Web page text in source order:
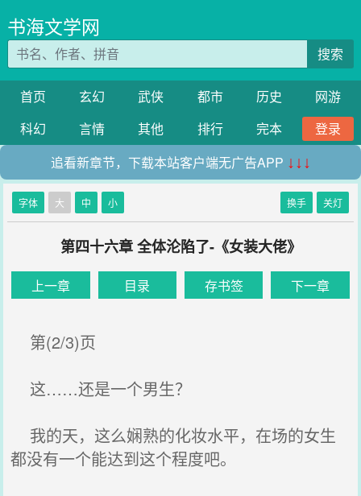
书海文学网
搜索
首页 玄幻 武侠 都市 历史
网游
科幻
言情 其他 排行 完本
登录
追看新章节，下载本站客户端无广告APP ↓↓↓
字体 大 中 小 换手 关灯
第四十六章 全体沦陷了-《女装大佬》
上一章 目录 存书签 下一章
第(2/3)页
这……还是一个男生？
我的天，这么娴熟的化妆水平，在场的女生
都没有一个能达到这个程度吧。